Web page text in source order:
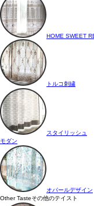
HOME SWEET
トルコ刺繍
スタイリッシュ
モダン
オパールデザイン
Other Tasteその他のテイスト